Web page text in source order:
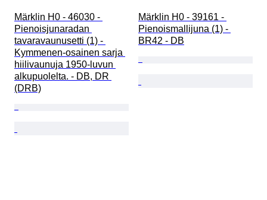
Märklin H0 - 46030 -
Pienoisjunaradan
tavaravaunusetti (1) -
Kymmenen-osainen sarja
hiilivaunuja 1950-luvun
alkupuolelta. - DB, DR
(DRB)
Märklin H0 - 39161 -
Pienoismallijuna (1) -
BR42 - DB